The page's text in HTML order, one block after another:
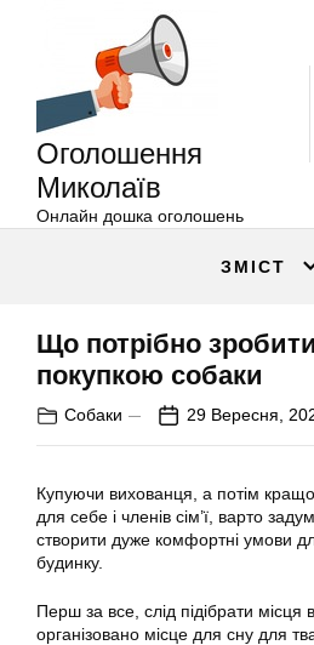
Оголошення
Миколаїв
Онлайн дошка оголошень
ЗМІСТ
Що потрібно
покупкою собаки
Собаки 29 Вересня,
Купуючи вихованця, а потім
для себе і членів сім’ї, варто
створити дуже комфортні умови
будинку.
Перш за все, слід підібрати місця
організовано місце для сну для